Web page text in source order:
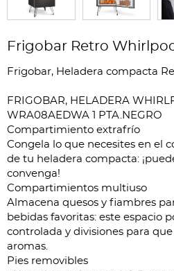
Frigobar Retro
Frigobar, Heladera compacta
FRIGOBAR, HELADERA
WRA08AEDWA 1 PTA.NEGRO
Compartimiento extrafrío
Congela lo que necesites en el
de tu heladera compacta:
convenga!
Compartimientos multiuso
Almacena quesos y fiambres
bebidas favoritas: este espacio
controlada y divisiones para
aromas.
Pies removibles